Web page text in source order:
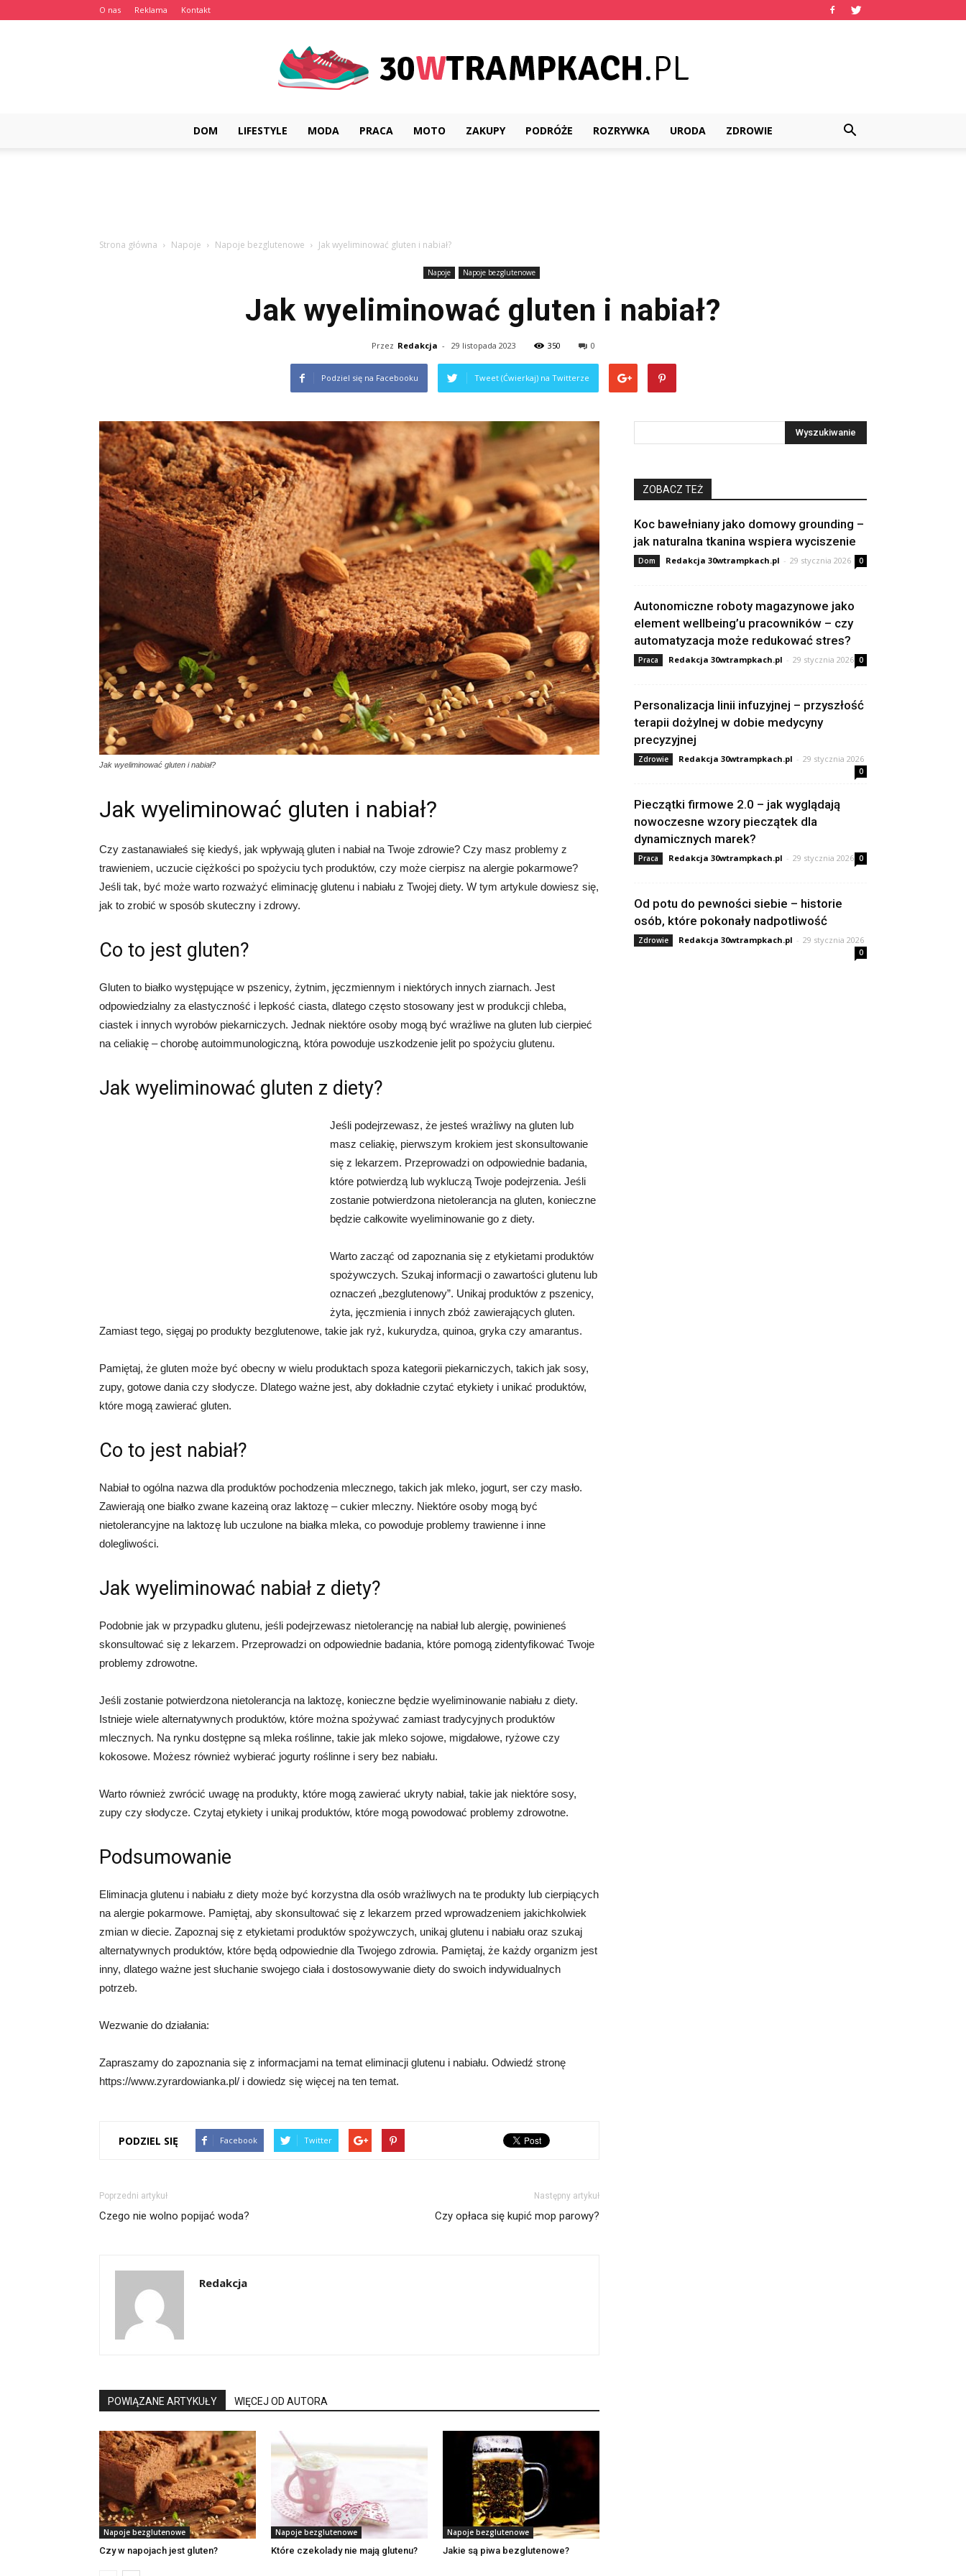
O nas Reklama Kontakt
30wtrampkach.pl
DOM LIFESTYLE MODA PRACA MOTO ZAKUPY PODRÓŻE ROZRYWKA URODA ZDROWIE
Strona główna Napoje Napoje bezglutenowe Jak wyeliminować gluten i nabiał?
Napoje Napoje bezglutenowe
Jak wyeliminować gluten i nabiał?
Przez Redakcja - 29 listopada 2023 350 0
Podziel się na Facebooku Tweet (Ćwierkaj) na Twitterze
Jak wyeliminować gluten i nabiał?
Jak wyeliminować gluten i nabiał?
Czy zastanawiałeś się kiedyś, jak wpływają gluten i nabiał na Twoje zdrowie? Czy masz problemy z
trawieniem, uczucie ciężkości po spożyciu tych produktów, czy może cierpisz na alergie pokarmowe?
Jeśli tak, być może warto rozważyć eliminację glutenu i nabiału z Twojej diety. W tym artykule dowiesz się,
jak to zrobić w sposób skuteczny i zdrowy.
Co to jest gluten?
Gluten to białko występujące w pszenicy, żytnim, jęczmiennym i niektórych innych ziarnach. Jest
odpowiedzialny za elastyczność i lepkość ciasta, dlatego często stosowany jest w produkcji chleba,
ciastek i innych wyrobów piekarniczych. Jednak niektóre osoby mogą być wrażliwe na gluten lub cierpieć
na celiakię – chorobę autoimmunologiczną, która powoduje uszkodzenie jelit po spożyciu glutenu.
Jak wyeliminować gluten z diety?
Jeśli podejrzewasz, że jesteś wrażliwy na gluten lub
masz celiakię, pierwszym krokiem jest skonsultowanie
się z lekarzem. Przeprowadzi on odpowiednie badania,
które potwierdzą lub wykluczą Twoje podejrzenia. Jeśli
zostanie potwierdzona nietolerancja na gluten, konieczne
będzie całkowite wyeliminowanie go z diety.
Warto zacząć od zapoznania się z etykietami produktów
spożywczych. Szukaj informacji o zawartości glutenu lub
oznaczeń „bezglutenowy”. Unikaj produktów z pszenicy,
żyta, jęczmienia i innych zbóż zawierających gluten.
Zamiast tego, sięgaj po produkty bezglutenowe, takie jak ryż, kukurydza, quinoa, gryka czy amarantus.
Pamiętaj, że gluten może być obecny w wielu produktach spoza kategorii piekarniczych, takich jak sosy,
zupy, gotowe dania czy słodycze. Dlatego ważne jest, aby dokładnie czytać etykiety i unikać produktów,
które mogą zawierać gluten.
Co to jest nabiał?
Nabiał to ogólna nazwa dla produktów pochodzenia mlecznego, takich jak mleko, jogurt, ser czy masło.
Zawierają one białko zwane kazeiną oraz laktozę – cukier mleczny. Niektóre osoby mogą być
nietolerancyjne na laktozę lub uczulone na białka mleka, co powoduje problemy trawienne i inne
dolegliwości.
Jak wyeliminować nabiał z diety?
Podobnie jak w przypadku glutenu, jeśli podejrzewasz nietolerancję na nabiał lub alergię, powinieneś
skonsultować się z lekarzem. Przeprowadzi on odpowiednie badania, które pomogą zidentyfikować Twoje
problemy zdrowotne.
Jeśli zostanie potwierdzona nietolerancja na laktozę, konieczne będzie wyeliminowanie nabiału z diety.
Istnieje wiele alternatywnych produktów, które można spożywać zamiast tradycyjnych produktów
mlecznych. Na rynku dostępne są mleka roślinne, takie jak mleko sojowe, migdałowe, ryżowe czy
kokosowe. Możesz również wybierać jogurty roślinne i sery bez nabiału.
Warto również zwrócić uwagę na produkty, które mogą zawierać ukryty nabiał, takie jak niektóre sosy,
zupy czy słodycze. Czytaj etykiety i unikaj produktów, które mogą powodować problemy zdrowotne.
Podsumowanie
Eliminacja glutenu i nabiału z diety może być korzystna dla osób wrażliwych na te produkty lub cierpiących
na alergie pokarmowe. Pamiętaj, aby skonsultować się z lekarzem przed wprowadzeniem jakichkolwiek
zmian w diecie. Zapoznaj się z etykietami produktów spożywczych, unikaj glutenu i nabiału oraz szukaj
alternatywnych produktów, które będą odpowiednie dla Twojego zdrowia. Pamiętaj, że każdy organizm jest
inny, dlatego ważne jest słuchanie swojego ciała i dostosowywanie diety do swoich indywidualnych
potrzeb.
Wezwanie do działania:
Zapraszamy do zapoznania się z informacjami na temat eliminacji glutenu i nabiału. Odwiedź stronę
https://www.zyrardowianka.pl/ i dowiedz się więcej na ten temat.
PODZIEL SIĘ Facebook Twitter
Poprzedni artykuł
Czego nie wolno popijać woda?
Następny artykuł
Czy opłaca się kupić mop parowy?
Redakcja
POWIĄZANE ARTYKUŁY WIĘCEJ OD AUTORA
Napoje bezglutenowe
Czy w napojach jest gluten?
Napoje bezglutenowe
Które czekolady nie mają glutenu?
Napoje bezglutenowe
Jakie są piwa bezglutenowe?
ZOBACZ TEŻ
Koc bawełniany jako domowy grounding –
jak naturalna tkanina wspiera wyciszenie
Dom Redakcja 30wtrampkach.pl - 29 stycznia 2026 0
Autonomiczne roboty magazynowe jako
element wellbeing’u pracowników – czy
automatyzacja może redukować stres?
Praca Redakcja 30wtrampkach.pl - 29 stycznia 2026 0
Personalizacja linii infuzyjnej – przyszłość
terapii dożylnej w dobie medycyny
precyzyjnej
Zdrowie Redakcja 30wtrampkach.pl - 29 stycznia 2026
0
Pieczątki firmowe 2.0 – jak wyglądają
nowoczesne wzory pieczątek dla
dynamicznych marek?
Praca Redakcja 30wtrampkach.pl - 29 stycznia 2026 0
Od potu do pewności siebie – historie
osób, które pokonały nadpotliwość
Zdrowie Redakcja 30wtrampkach.pl - 29 stycznia 2026
0